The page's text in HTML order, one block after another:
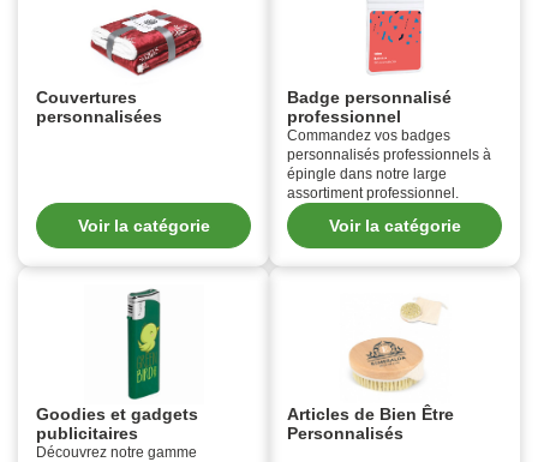
Couvertures
personnalisées
Voir la catégorie
Badge personnalisé
professionnel
Commandez vos badges
personnalisés professionnels à
épingle dans notre large
assortiment professionnel.
Voir la catégorie
Goodies et gadgets
publicitaires
Découvrez notre gamme
Articles de Bien Être
Personnalisés